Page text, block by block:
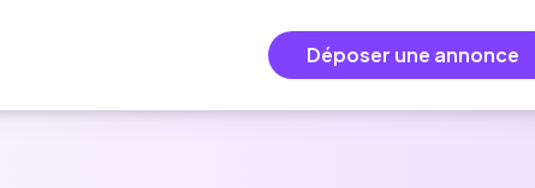
Déposer une annonce